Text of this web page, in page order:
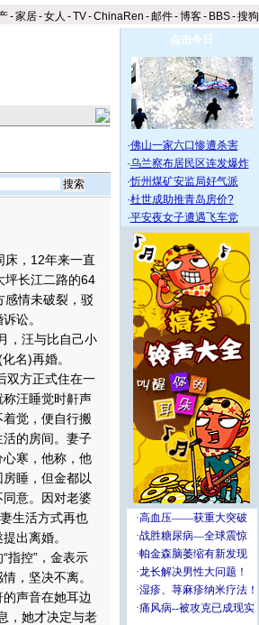
-家居-女人 -TV-ChinaRen -邮件-博客- BBS-搜狗
，12年来一直
坪长江二路的64
感情未破裂，驳
讼。
汪与比自己小
名)再婚。
双方正式住在一
汪睡觉时鼾声
觉，便自行搬
的房间。妻子
寒，他称，他
睡，但金都以
意。因对老婆
生活方式再也
出离婚。
控”，金表示
，坚决不离。
声音在她耳边
，她才决定与老
点击今日
·佛山一家六口惨遭杀害
·乌兰察布居民区连发爆炸
·忻州煤矿安监局好气派
·杜世成助推青岛房价?
·平安夜女子遭遇飞车党